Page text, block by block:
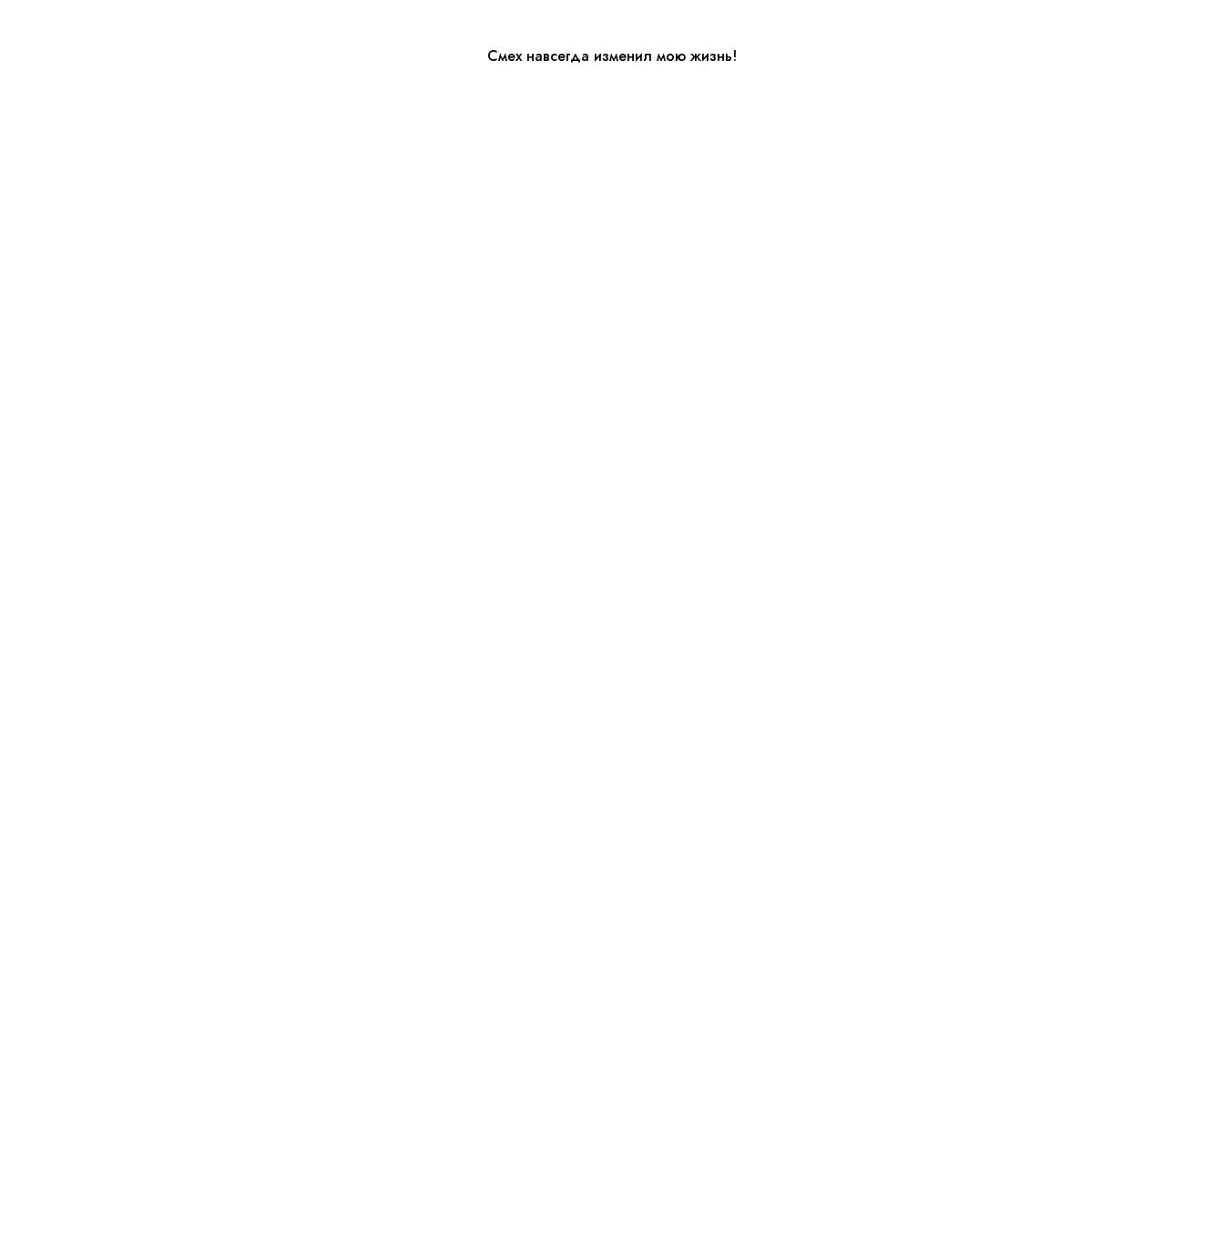
Смех навсегда изменил мою жизнь!